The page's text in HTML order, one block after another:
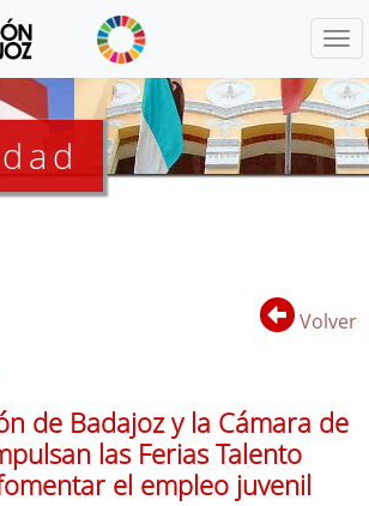
Volver
de Badajoz y la Cámara de
las Ferias Talento
el empleo juvenil